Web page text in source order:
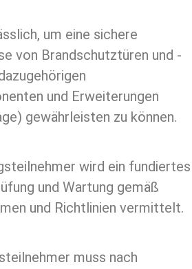
um eine sichere
von Brandschutztüren und -
und Erweiterungen
gewährleisten zu können.
wird ein fundiertes
und Wartung gemäß
und Richtlinien vermittelt.
muss nach